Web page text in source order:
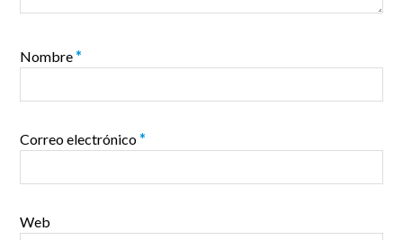
Nombre*
Correo electrónico*
Web